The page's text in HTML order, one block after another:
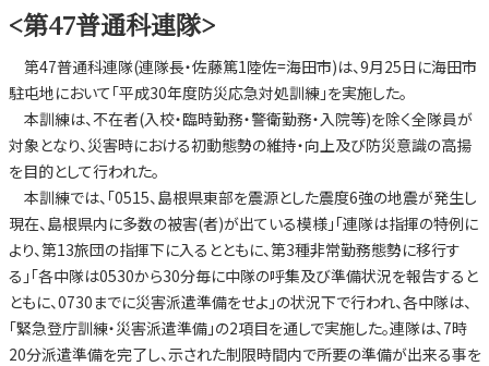
<第47普通科連隊>
第47普通科連隊(連隊長・佐藤篤1陸佐=海田市)は、9月25日に海田市
駐屯地において「平成30年度防災応急対処訓練」を実施した。
本訓練は、不在者(入校・臨時勤務・警衛勤務・入院等)を除く全隊員が
対象となり、災害時における初動態勢の維持・向上及び防災意識の高揚
を目的として行われた。
本訓練では、「0515、島根県東部を震源とした震度6強の地震が発生し
現在、島根県内に多数の被害(者)が出ている模様」「連隊は指揮の特例に
より、第13旅団の指揮下に入るとともに、第3種非常勤務態勢に移行す
る」「各中隊は0530から30分毎に中隊の呼集及び準備状況を報告すると
ともに、0730までに災害派遣準備をせよ」の状況下で行われ、各中隊は、
「緊急登庁訓練・災害派遣準備」の2項目を通しで実施した。連隊は、7時
20分派遣準備を完了し、示された制限時間内で所要の準備が出来る事を